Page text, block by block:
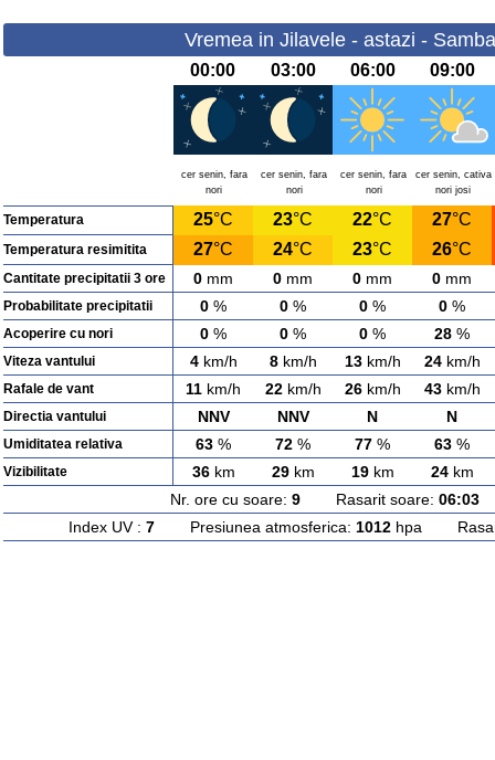
Vremea in Jilavele - astazi -
00:00 03:00 06:00 09:00
cer senin, fara
nori
cer senin, fara
nori
cer senin, fara
nori
cer senin, cativa
nori josi
Temperatura 25°C 23°C 22°C 27°C
Temperatura resimitita 27°C 24°C 23°C 26°C
Cantitate precipitatii 3 ore 0 mm 0 mm 0 mm 0 mm
Probabilitate precipitatii 0 % 0 % 0 % 0 %
Acoperire cu nori 0 % 0 % 0 % 28 %
Viteza vantului 4km/h 8km/h 13km/h 24km/h
Rafale de vant 11 km/h 22km/h 26km/h 43km/h
Directia vantului NNV NNV N N
Umiditatea relativa 63 % 72 % 77 % 63 %
Vizibilitate 36km 29km 19km 24km
Nr. ore cu soare: 9Rasarit soare: 06:03
Index UV : 7Presiunea atmosferica: 1012hpa